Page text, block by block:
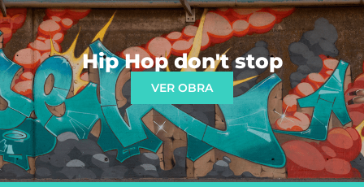
Hip Hop don't stop
VER OBRA